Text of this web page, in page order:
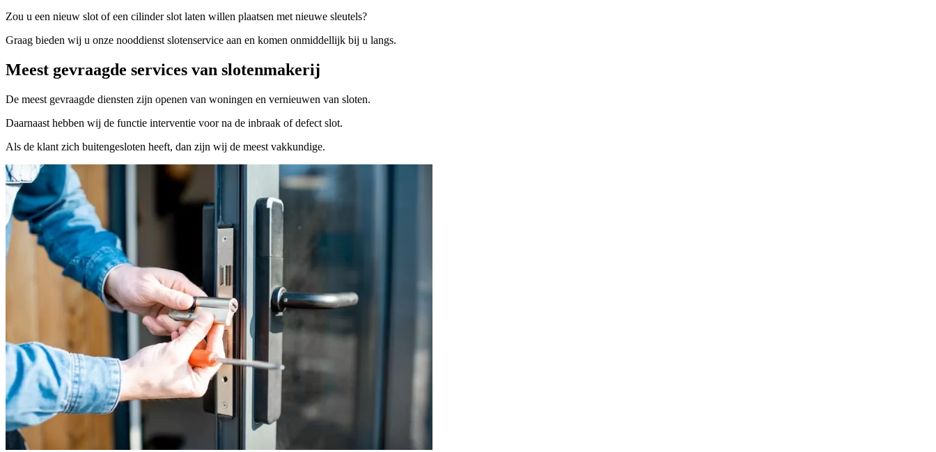
Zou u een nieuw slot of een cilinder slot laten willen plaatsen met nieuwe sleutels?
Graag bieden wij u onze nooddienst slotenservice aan en komen onmiddellijk bij u langs.
Meest gevraagde services van slotenmakerij
De meest gevraagde diensten zijn openen van woningen en vernieuwen van sloten.
Daarnaast hebben wij de functie interventie voor na de inbraak of defect slot.
Als de klant zich buitengesloten heeft, dan zijn wij de meest vakkundige.